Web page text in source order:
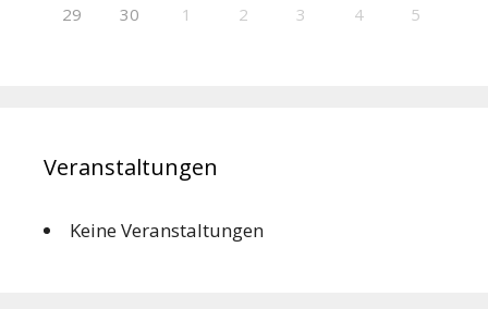
29 30 1 2 3 4 5
Veranstaltungen
Keine Veranstaltungen